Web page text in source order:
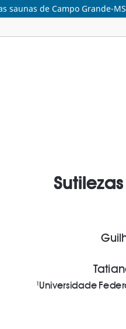
saunas de Campo Grande-MS